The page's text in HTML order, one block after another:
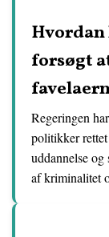
forsøgt
Regeringen
politikker
uddannelse og
af kriminalitet